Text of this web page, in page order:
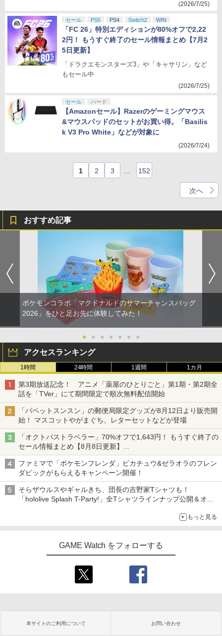
(2026/7/25)
セール PS5 PS4 Switch2 WIN
「FC 26」特別エディションが80%オフで2,22
2円！ もうすぐ終了のセール情報まとめ【7月2
5日更新】
「ドラクエモンスターズ3」や「キャサリン」など
もセール中
(2026/7/25)
セール ハード
【Amazonセール】Razerのゲーミングマウス
&マウスパッドのセットがお買い得。「Basilis
k V3 Pro White」などが対象に
(2026/7/24)
1 2 3 152
次へ
おすすめ記事
ポケモンコラボ「マクドナルドのサマーチャンスバッグ
2026」をひと足お先に体験してみた！
● ● ● ● ● ● ●
アクセスランキング
1時間 24時間 1週間 1カ月
第3期放送記念！ アニメ「薬屋のひとりごと」第1期・第2期全
話を「TVer」にて期間限定で順次無料配信開始
「パペットスンスン」の郵便局限定グッズが8月12日より販売開
始！ マスコットやがまぐち、レターセットなどが登場
「オクトパストラベラー」70%オフで1,643円！ もうすぐ終了の
セール情報まとめ【8月8日更新】
ニンテンドーeショップでは「大神 絶景版」が67%オフで990円
ファミマで「ポケモンフレンダ」ピカチュウ&ゼラオラのフレン
ダピックがもらえるキャンペーン開催！
そらザウルスやギャルきち、団長の吉野家Tシャツも！
「hololive Splash T-Party!」全Tシャツラインナップ公開＆オン
もっと見る
GAME Watch をフォローする
本サイトのご利用について お問い合わせ